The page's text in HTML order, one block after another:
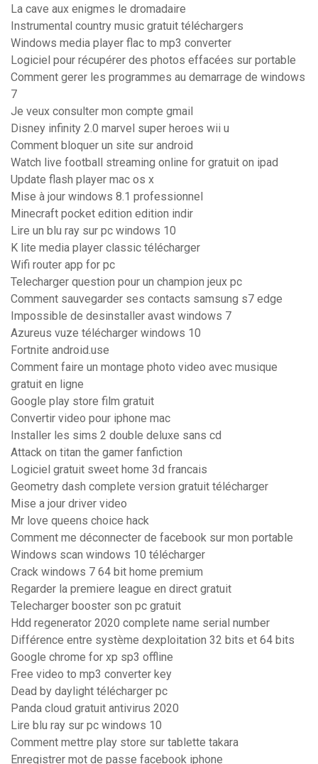
La cave aux enigmes le dromadaire
Instrumental country music gratuit téléchargers
Windows media player flac to mp3 converter
Logiciel pour récupérer des photos effacées sur portable
Comment gerer les programmes au demarrage de windows
7
Je veux consulter mon compte gmail
Disney infinity 2.0 marvel super heroes wii u
Comment bloquer un site sur android
Watch live football streaming online for gratuit on ipad
Update flash player mac os x
Mise à jour windows 8.1 professionnel
Minecraft pocket edition edition indir
Lire un blu ray sur pc windows 10
K lite media player classic télécharger
Wifi router app for pc
Telecharger question pour un champion jeux pc
Comment sauvegarder ses contacts samsung s7 edge
Impossible de desinstaller avast windows 7
Azureus vuze télécharger windows 10
Fortnite android.use
Comment faire un montage photo video avec musique
gratuit en ligne
Google play store film gratuit
Convertir video pour iphone mac
Installer les sims 2 double deluxe sans cd
Attack on titan the gamer fanfiction
Logiciel gratuit sweet home 3d francais
Geometry dash complete version gratuit télécharger
Mise a jour driver video
Mr love queens choice hack
Comment me déconnecter de facebook sur mon portable
Windows scan windows 10 télécharger
Crack windows 7 64 bit home premium
Regarder la premiere league en direct gratuit
Telecharger booster son pc gratuit
Hdd regenerator 2020 complete name serial number
Différence entre système dexploitation 32 bits et 64 bits
Google chrome for xp sp3 offline
Free video to mp3 converter key
Dead by daylight télécharger pc
Panda cloud gratuit antivirus 2020
Lire blu ray sur pc windows 10
Comment mettre play store sur tablette takara
Enregistrer mot de passe facebook iphone